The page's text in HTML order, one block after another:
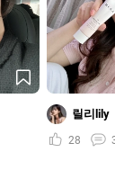
릴리lily
28